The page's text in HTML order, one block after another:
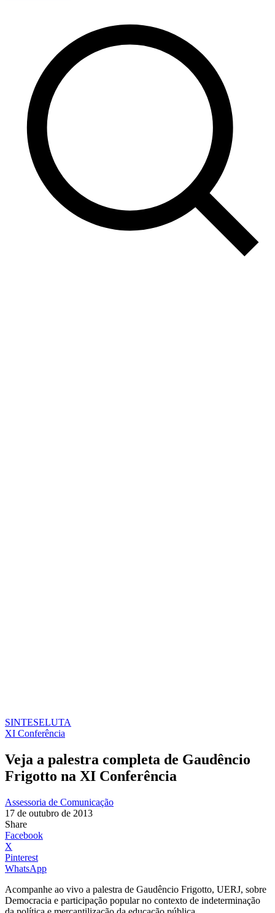
SINTESELUTA
XI Conferência
Veja a palestra completa de Gaudêncio
Frigotto na XI Conferência
Assessoria de Comunicação
17 de outubro de 2013
Share
Facebook
X
Pinterest
WhatsApp
Acompanhe ao vivo a palestra de Gaudêncio Frigotto, UERJ, sobre
Democracia e participação popular no contexto de indeterminação